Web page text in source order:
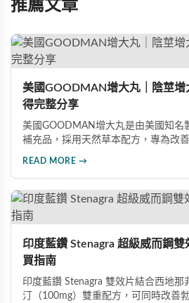
推薦文章
美國GOODMAN增大丸｜陰莖增
得完整分享
美國GOODMAN增大丸是由美國知名
補充品，採用天然草本配方，專為改
READ MORE →
印度藍鑽 Stenagra 超級威而鋼
買指南
印度藍鑽 Stenagra 雙效片結合西地那
汀（100mg）雙重配方，可同時改善